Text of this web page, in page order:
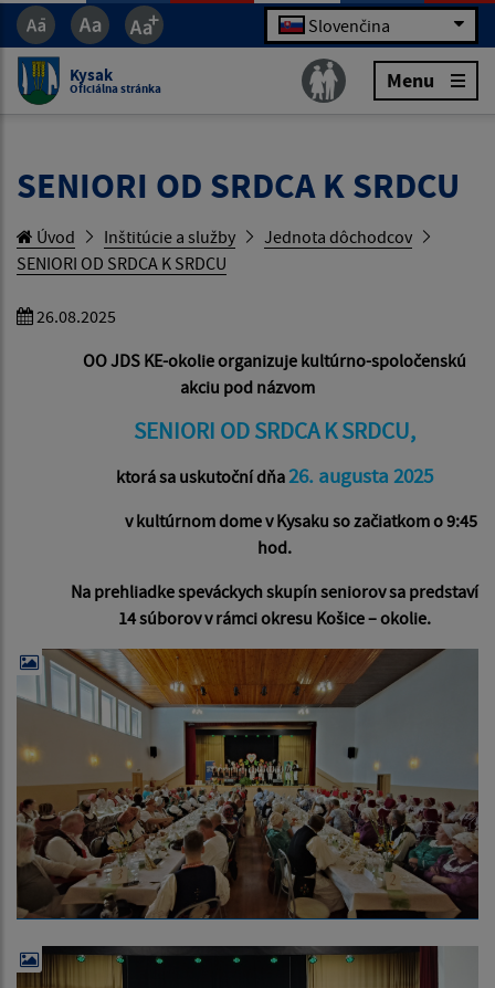
Slovenčina
Kysak
Oficiálna stránka Menu
SENIORI OD SRDCA K SRDCU
Úvod Inštitúcie a služby
Jednota dôchodcov
SENIORI OD SRDCA K SRDCU
26.08.2025
OO JDS KE-okolie organizuje kultúrno-spoločenskú
akciu pod názvom
SENIORI OD SRDCA K SRDCU,
ktorá sa uskutoční dňa26. augusta 2025
v kultúrnom dome v Kysaku so začiatkom o 9:45
hod.
Na prehliadke speváckych skupín seniorov sa predstaví
14 súborov v rámci okresu Košice – okolie.